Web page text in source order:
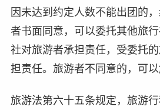
因未达到约定人数不能出团的
者书面同意，可以委托其他旅
社对旅游者承担责任，受委托
担责任。旅游者不同意的，可以
旅游法第六十五条规定，旅游